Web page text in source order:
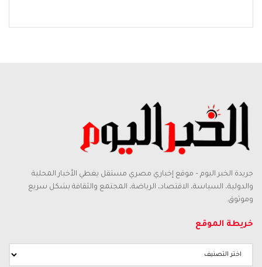
جريدة الخبر اليوم – موقع إخباري مصري مستقل يغطي الأخبار المحلية
والدولية، السياسة، الاقتصاد، الرياضة، المجتمع والثقافة بشكل سريع
وموثوق.
خريطة الموقع